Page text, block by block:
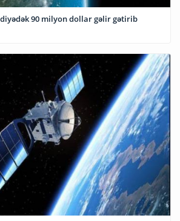
90 milyon dollar gəlir gətirib